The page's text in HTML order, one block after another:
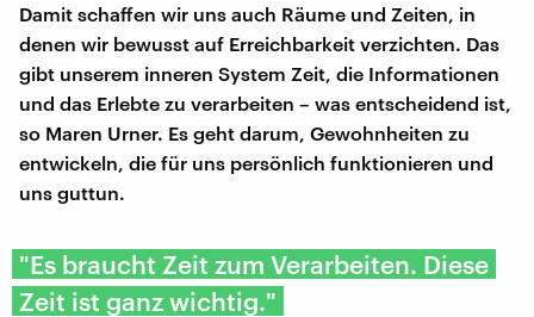
Damit schaffen wir uns auch Räume und Zeiten, in
denen wir bewusst auf Erreichbarkeit verzichten. Das
gibt unserem inneren System Zeit, die Informationen
und das Erlebte zu verarbeiten – was entscheidend ist,
so Maren Urner. Es geht darum, Gewohnheiten zu
entwickeln, die für uns persönlich funktionieren und
uns guttun.
"Es braucht Zeit zum Verarbeiten. Diese
Zeit ist ganz wichtig."